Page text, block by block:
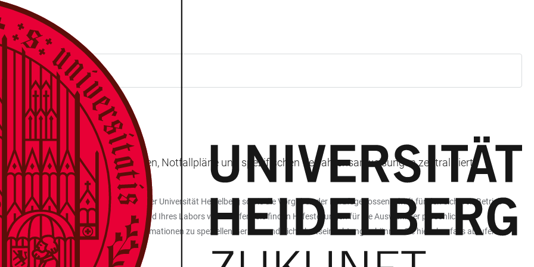
Sicherheitsvorschriften, Notfallpläne und spezifischen Verfahrensanweisungen zentralisiert.
und Brandschutzordnung der Universität Heidelberg sowie die Vorgaben der Berufsgenossenschaft für den sicheren Betrieb
schnell einen Überblick über den Zustand Ihres Labors verschaffen. Sie finden Hilfestellungen für die Auswahl der persönlichen
Hinweise zu Prüffristen und Informationen zu speziellen Geräten und Sicherheitseinrichtungen können Sie hier ebenfalls abrufen.